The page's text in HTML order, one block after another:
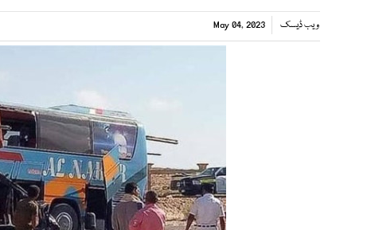
ویب ڈیسک May 04, 2023